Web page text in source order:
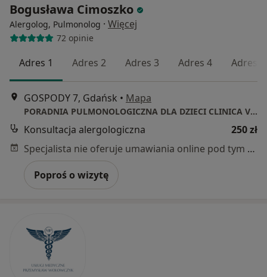
Bogusława Cimoszko
Alergolog, Pulmonolog · Więcej
72 opinie
Adres 1 Adres 2 Adres 3 Adres 4 Adres 5
GOSPODY 7, Gdańsk • Mapa
PORADNIA PULMONOLOGICZNA DLA DZIECI CLINICA VITAE
Konsultacja alergologiczna
250 zł
Specjalista nie oferuje umawiania online pod tym adresem.
Poproś o wizytę